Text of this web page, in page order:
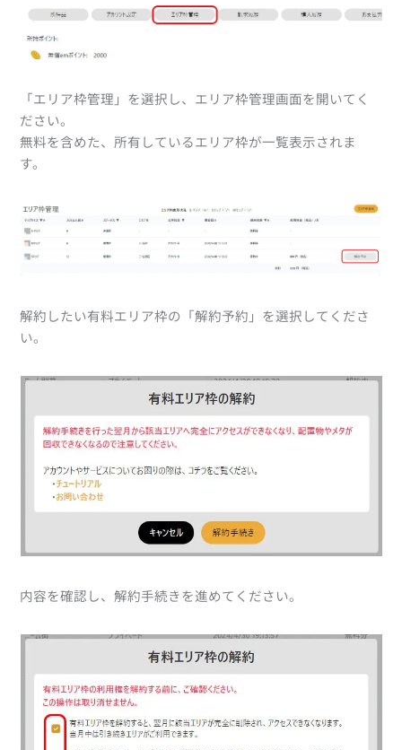
「エリア枠管理」を選択し、エリア枠管理画面を開いてく
ださい。
無料を含めた、所有しているエリア枠が一覧表示されま
す。
解約したい有料エリア枠の「解約予約」を選択してくださ
い。
内容を確認し、解約手続きを進めてください。